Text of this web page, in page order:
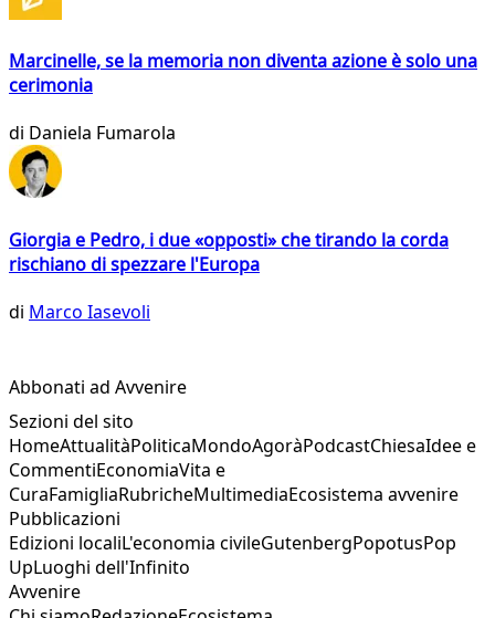
Marcinelle, se la memoria non diventa azione è solo una
cerimonia
di Daniela Fumarola
Giorgia e Pedro, i due «opposti» che tirando la corda
rischiano di spezzare l'Europa
di Marco Iasevoli
Abbonati ad Avvenire
Sezioni del sito
HomeAttualitàPoliticaMondoAgoràPodcastChiesaIdee e
CommentiEconomiaVita e
CuraFamigliaRubricheMultimediaEcosistema avvenire
Pubblicazioni
Edizioni localiL'economia civileGutenbergPopotusPop
UpLuoghi dell'Infinito
Avvenire